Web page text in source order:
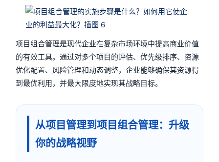
项目组合管理是现代企业在复杂市场环境中提高商业价值
的有效工具。通过对多个项目的评估、优先级排序、资源
优化配置、风险管理和动态调整，企业能够确保其资源得
到最优利用，并最大限度地实现其战略目标。
从项目管理到项目组合管理：升级
你的战略视野